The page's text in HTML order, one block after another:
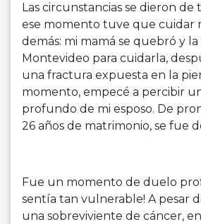
Las circunstancias se dieron
ese momento tuve que cuidar
demás: mi mamá se quebró y la
Montevideo para cuidarla,
una fractura expuesta en la
momento, empecé a percibir
profundo de mi esposo. De
26 años de matrimonio, se fue
Fue un momento de duelo
sentía tan vulnerable! A pesar
una sobreviviente de cáncer,